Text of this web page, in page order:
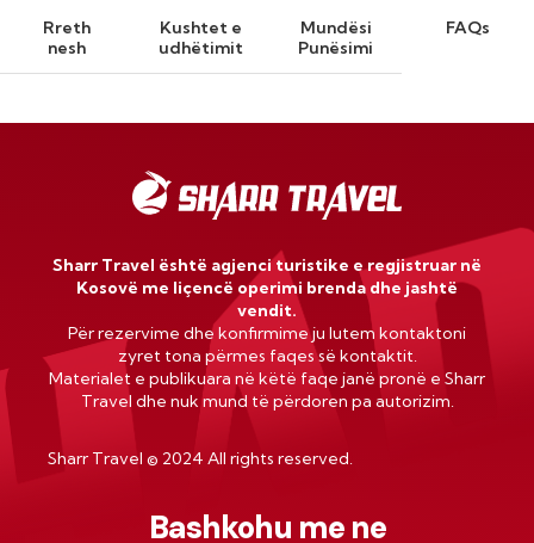
Rreth
nesh
Kushtet e
udhëtimit
Mundësi
Punësimi
FAQs
Sharr Travel është agjenci turistike e regjistruar në
Kosovë me liçencë operimi brenda dhe jashtë
vendit.
Për rezervime dhe konfirmime ju lutem kontaktoni
zyret tona përmes faqes së kontaktit.
Materialet e publikuara në këtë faqe janë pronë e Sharr
Travel dhe nuk mund të përdoren pa autorizim.
Sharr Travel © 2024 All rights reserved.
Bashkohu me ne